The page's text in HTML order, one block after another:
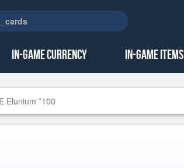
In-Game Currency In-Game Items
Elunium *100